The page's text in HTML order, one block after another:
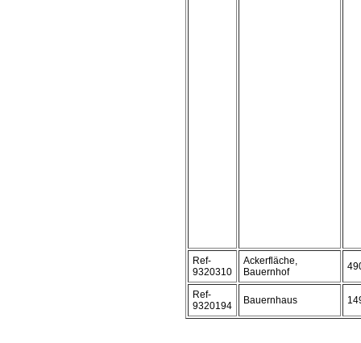
Ref-
9320310
Ackerfläche,
Bauernhof
Ref-
9320194
Bauernhaus